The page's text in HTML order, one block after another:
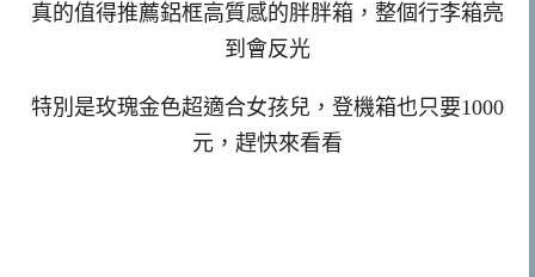
真的值得推薦鋁框高質感的胖胖箱，整個行李箱亮
到會反光
特別是玫瑰金色超適合女孩兒，登機箱也只要1000
元，趕快來看看